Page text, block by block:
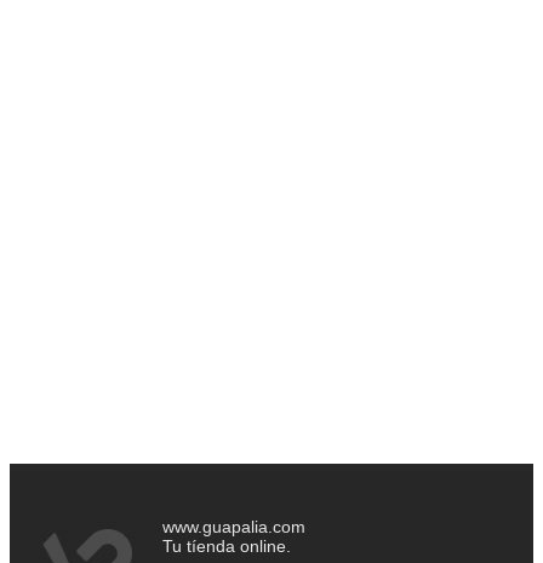
www.guapalia.com
Tu tíenda online.